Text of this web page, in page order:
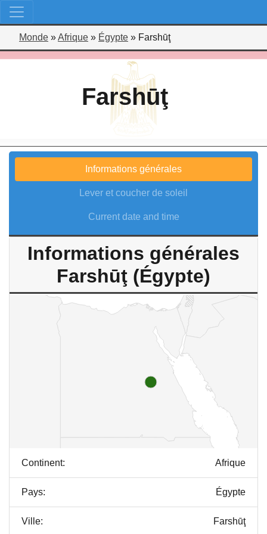
Monde »Afrique » Égypte » Farshūţ
Farshūţ
Informations générales
Lever et coucher de soleil
Current date and time
Informations générales
Farshūţ (Égypte)
Continent: Afrique
Pays: Égypte
Ville: Farshūţ